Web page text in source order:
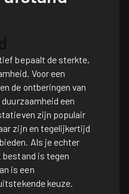
bepaalt de sterkte,
Voor een
de ontberingen van
een
zijn populair
zijn en tegelijkertijd
Als je echter
is tegen
is een
keuze.